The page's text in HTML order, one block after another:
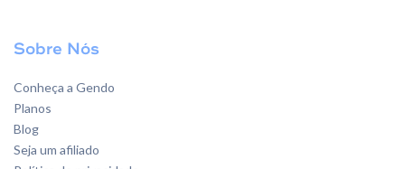
Sobre Nós
Conheça a Gendo
Planos
Blog
Seja um afiliado